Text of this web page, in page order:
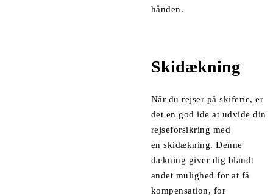
hånden.
Skidækning
Når du rejser på skiferie, er
det en god ide at udvide din
rejseforsikring med
en skidækning. Denne
dækning giver dig blandt
andet mulighed for at få
kompensation, for